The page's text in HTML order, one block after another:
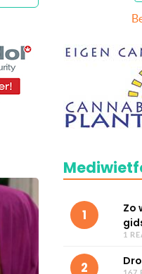
1
Zo
1
2 167